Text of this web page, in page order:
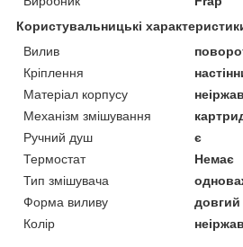
Користувальницькі
Вилив
Кріплення
Матеріал корпусу
Механізм змішування
Ручний душ
є
Термостат
Немає
Тип змішувача
Форма виливу
довгий
Колір